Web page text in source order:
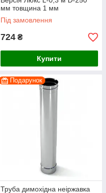
мм товщина 1 мм
Під замовлення
724 ₴
Купити
Подарунок
Труба димохідна неіржавка